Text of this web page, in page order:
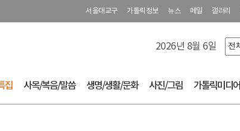
서울대교구 가톨릭정보 뉴스 메일 갤러리
2026년 8월 6일
집 사목/복음/말씀 생명/생활/문화 사진/그림 가톨릭미디어